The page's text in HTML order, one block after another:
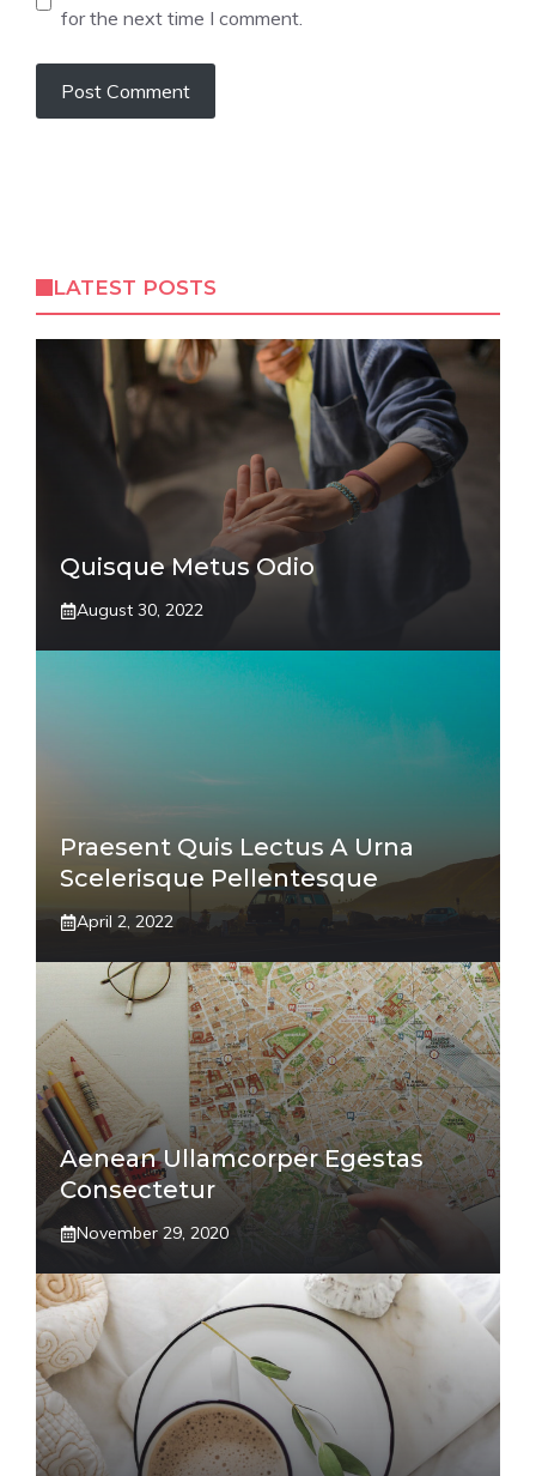
for the next time I comment.
LATEST POSTS
Quisque Metus Odio
August 30, 2022
Praesent Quis Lectus A Urna
Scelerisque Pellentesque
April 2, 2022
Aenean Ullamcorper Egestas
Consectetur
November 29, 2020